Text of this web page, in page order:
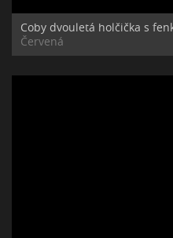
Coby dvouletá holčička s
Červená